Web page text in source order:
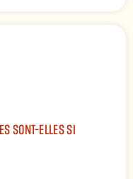
SONT-ELLES SI